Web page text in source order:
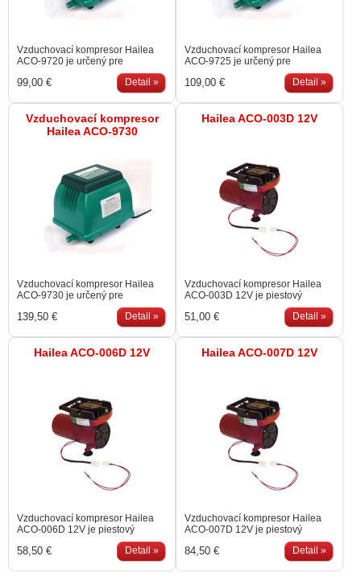
Vzduchovací kompresor Hailea
ACO-9720 je určený pre
dodávanie dostatočného
množstva kyslíku a vzduchu do
záhradných jazierok a akvárií. Je
určený pre stály a nepretržitý chod
24 hodín denne. Kompletne
vodeodolná konštrukcia
99,00 € Detail »
Vzduchovací kompresor Hailea
ACO-9725 je určený pre
dodávanie dostatočného
množstva kyslíku a vzduchu do
záhradných jazierok a akvárií. Je
určený pre stály a nepretržitý chod
24 hodín denne. Kompletne
109,00 € Detail »
Vzduchovací kompresor
Hailea ACO-9730
Vzduchovací kompresor Hailea
ACO-9730 je určený pre
dodávanie dostatočného
množstva kyslíku a vzduchu do
záhradných jazierok a akvárií. Je
určený pre stály a nepretržitý chod
24 hodín denne. Kompletne
139,50 € Detail »
Hailea ACO-003D 12V
Vzduchovací kompresor Hailea
ACO-003D 12V je piestový
kompresor s prietokom vzduchu
55 l/min, vhodný pre použitie s
fotovoltaickým panelom, alebo v
aute pri transporte rýb.
51,00 € Detail »
Hailea ACO-006D 12V
Vzduchovací kompresor Hailea
ACO-006D 12V je piestový
kompresor s prietokom vzduchu
50 l/min, vhodný pre použitie s
fotovoltaickým panelom, alebo v
aute pri transporte rýb.
58,50 € Detail »
Hailea ACO-007D 12V
Vzduchovací kompresor Hailea
ACO-007D 12V je piestový
kompresor s prietokom vzduchu
140 l/min, vhodný pre použitie s
fotovoltaickým panelom, alebo v
aute pri transporte rýb.
84,50 € Detail »